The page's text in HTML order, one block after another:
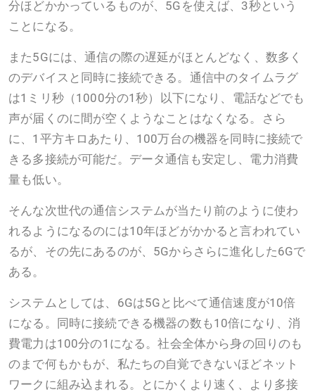
分ほどかかっているものが、5Gを使えば、3秒という
ことになる。
また5Gには、通信の際の遅延がほとんどなく、数多く
のデバイスと同時に接続できる。通信中のタイムラグ
は1ミリ秒（1000分の1秒）以下になり、電話などでも
声が届くのに間が空くようなことはなくなる。さら
に、1平方キロあたり、100万台の機器を同時に接続で
きる多接続が可能だ。データ通信も安定し、電力消費
量も低い。
そんな次世代の通信システムが当たり前のように使わ
れるようになるのには10年ほどがかかると言われてい
るが、その先にあるのが、5Gからさらに進化した6Gで
ある。
システムとしては、6Gは5Gと比べて通信速度が10倍
になる。同時に接続できる機器の数も10倍になり、消
費電力は100分の1になる。社会全体から身の回りのも
のまで何もかもが、私たちの自覚できないほどネット
ワークに組み込まれる。とにかくより速く、より多接